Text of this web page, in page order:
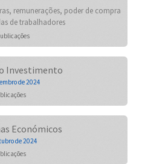
remunerações, poder de compra
de trabalhadores
Investimento
de 2024
Económicos
de 2024